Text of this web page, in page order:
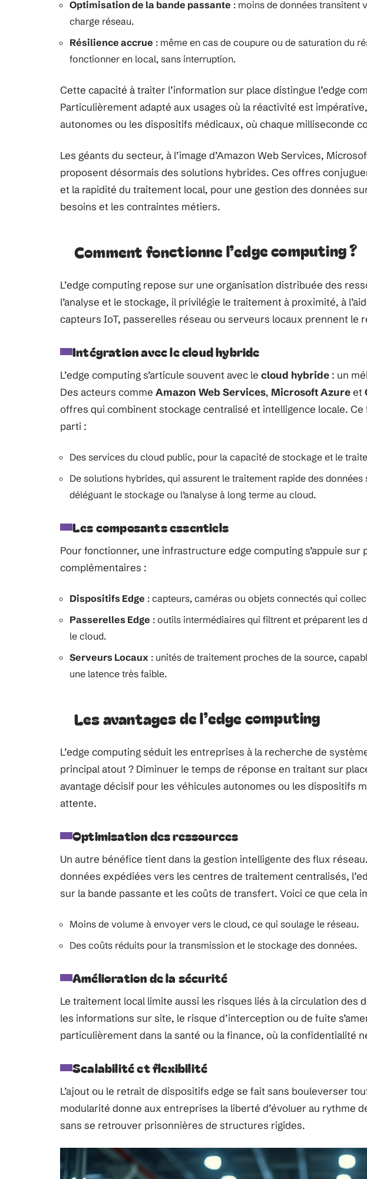
Optimisation de la bande passante : moins de données transitent
charge réseau.
Résilience accrue : même en cas de coupure ou de saturation du
fonctionner en local, sans interruption.
Cette capacité à traiter l’information sur place distingue l’edge
Particulièrement adapté aux usages où la réactivité est
autonomes ou les dispositifs médicaux, où chaque milliseconde
Les géants du secteur, à l’image d’Amazon Web Services,
proposent désormais des solutions hybrides. Ces offres
et la rapidité du traitement local, pour une gestion des données
besoins et les contraintes métiers.
Comment fonctionne l’edge computing ?
L’edge computing repose sur une organisation distribuée des
l’analyse et le stockage, il privilégie le traitement à proximité, à
capteurs IoT, passerelles réseau ou serveurs locaux prennent le
Intégration avec le cloud hybride
L’edge computing s’articule souvent avec le cloud hybride : un
Des acteurs comme Amazon Web Services, Microsoft Azureet
offres qui combinent stockage centralisé et intelligence locale.
parti :
Des services du cloud public, pour la capacité de stockage et le
De solutions hybrides, qui assurent le traitement rapide des
déléguant le stockage ou l’analyse à long terme au cloud.
Les composants essentiels
Pour fonctionner, une infrastructure edge computing s’appuie sur
complémentaires :
Dispositifs Edge : capteurs, caméras ou objets connectés qui
Passerelles Edge : outils intermédiaires qui filtrent et préparent les
le cloud.
Serveurs Locaux : unités de traitement proches de la source,
une latence très faible.
Les avantages de l’edge computing
L’edge computing séduit les entreprises à la recherche de
principal atout ? Diminuer le temps de réponse en traitant sur
avantage décisif pour les véhicules autonomes ou les dispositifs
attente.
Optimisation des ressources
Un autre bénéfice tient dans la gestion intelligente des flux
données expédiées vers les centres de traitement centralisés,
sur la bande passante et les coûts de transfert. Voici ce que cela
Moins de volume à envoyer vers le cloud, ce qui soulage le réseau.
Des coûts réduits pour la transmission et le stockage des données.
Amélioration de la sécurité
Le traitement local limite aussi les risques liés à la circulation des
les informations sur site, le risque d’interception ou de fuite
particulièrement dans la santé ou la finance, où la confidentialité
Scalabilité et flexibilité
L’ajout ou le retrait de dispositifs edge se fait sans bouleverser
modularité donne aux entreprises la liberté d’évoluer au rythme
sans se retrouver prisonnières de structures rigides.